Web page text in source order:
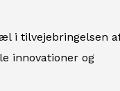
i tilvejebringelsen
innovationer og